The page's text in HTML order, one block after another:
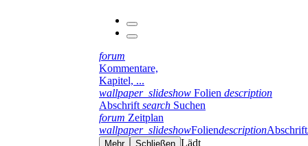
forum
Kommentare,
Kapitel, ...
wallpaper_slideshow Folien description
Abschrift search Suchen
forum Zeitplan
wallpaper_slideshowFoliendescriptionAbschrift
Mehr Schließen Lädt